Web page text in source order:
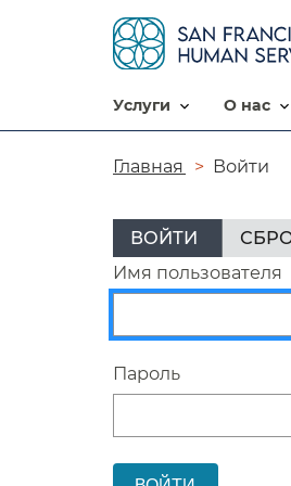
услуги​​ о нас​​
Цепочка
Главная​​ Войти​​
Основные
вкладки​​
ВОЙТИ
Имя пользователя​​
Пароль​​